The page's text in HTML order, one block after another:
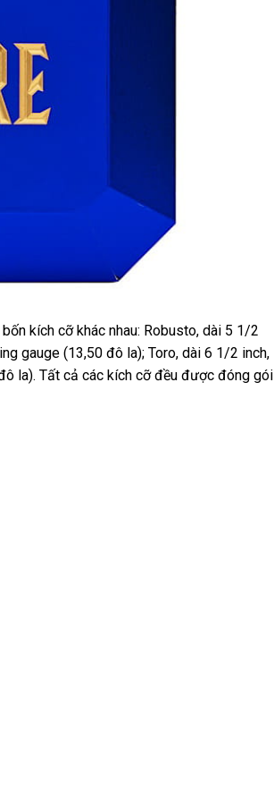
kích cỡ khác nhau: Robusto, dài 5 1/2
gauge (13,50 đô la); Toro, dài 6 1/2 inch,
la). Tất cả các kích cỡ đều được đóng gói